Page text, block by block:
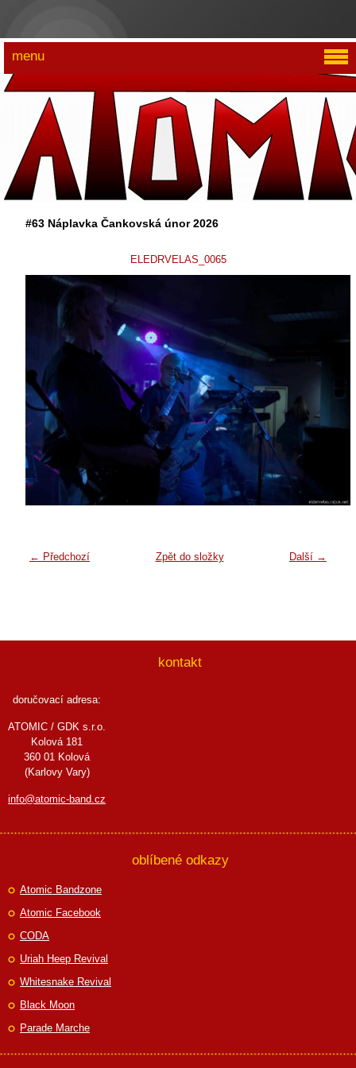
#63 Náplavka Čankovská únor 2026
ELEDRVELAS_0065
← Předchozí Další →
Zpět do složky
menu
kontakt
doručovací adresa:
ATOMIC / GDK s.r.o.
Kolová 181
360 01 Kolová
(Karlovy Vary)
info@atomic-band.cz
oblíbené odkazy
Atomic Bandzone
Atomic Facebook
CODA
Uriah Heep Revival
Whitesnake Revival
Black Moon
Parade Marche